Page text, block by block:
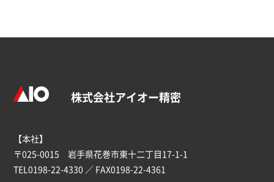
株式会社アイオー精密
【本社】
〒025-0015 岩手県花巻市東十二丁目17-1-1
TEL0198-22-4330 ／ FAX0198-22-4361